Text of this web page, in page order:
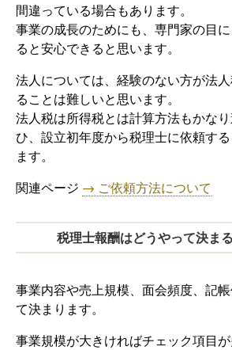
間違っている場合もあります。
事業の成長のためにも、専門家の目
ると安心できると思います。
法人については、経験のない方が法
ることは難しいと思います。
法人税は所得税とは計算方法もかな
ひ、設立初年度から税理士に依頼す
ます。
関連ページ → ご依頼方法について
税理士報酬はどうやって決ま
事業内容や売上規模、面会頻度、記
て決まります。
事業規模が大きければチェック項目が